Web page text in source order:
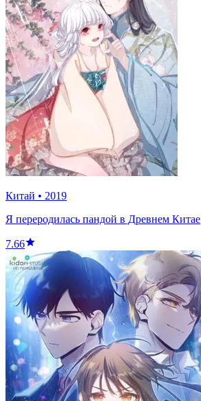
Китай • 2019
Я переродилась пандой в Древнем Китае
7.66